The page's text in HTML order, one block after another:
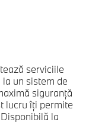
serviciile
un sistem de
siguranţă
lucru îţi permite
la